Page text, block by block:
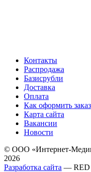
Контакты
Распродажа
Базисрубли
Доставка
Оплата
Как оформить заказ
Карта сайта
Вакансии
Новости
© ООО «Интернет-
2026
Разработка сайта — RED